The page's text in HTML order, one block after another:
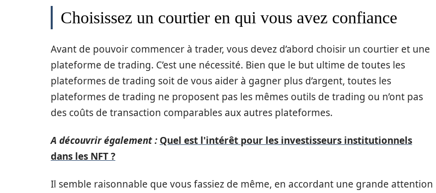
Choisissez un courtier en qui vous avez confiance
Avant de pouvoir commencer à trader, vous devez d’abord choisir un courtier et une
plateforme de trading. C’est une nécessité. Bien que le but ultime de toutes les
plateformes de trading soit de vous aider à gagner plus d’argent, toutes les
plateformes de trading ne proposent pas les mêmes outils de trading ou n’ont pas
des coûts de transaction comparables aux autres plateformes.
A découvrir également : Quel est l'intérêt pour les investisseurs institutionnels
dans les NFT ?
Il semble raisonnable que vous fassiez de même, en accordant une grande attention